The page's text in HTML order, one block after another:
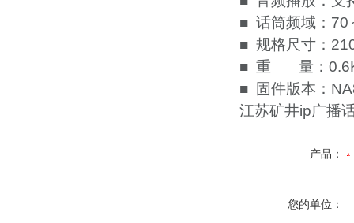
■ 话筒频域：70
■ 规格尺寸：
■ 重 量：
■ 固件版本：
江苏矿井ip广播
产品：
您的单位：